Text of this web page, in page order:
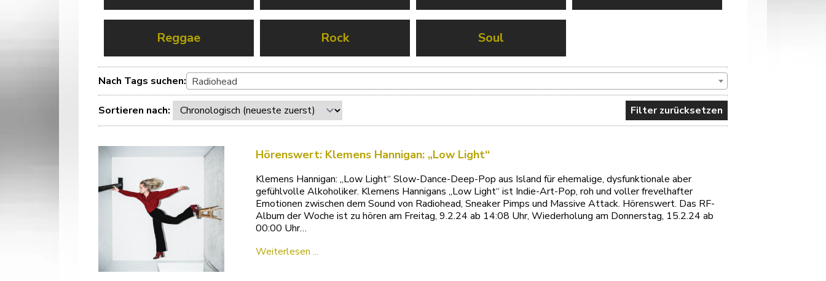
Reggae Rock Soul
Nach Tags suchen: Radiohead
Sortieren nach: Filter zurücksetzen
Hörenswert: Klemens Hannigan: „Low Light“
Klemens Hannigan: „Low Light“ Slow-Dance-Deep-Pop aus Island für ehemalige, dysfunktionale aber
gefühlvolle Alkoholiker. Klemens Hannigans „Low Light“ ist Indie-Art-Pop, roh und voller frevelhafter
Emotionen zwischen dem Sound von Radiohead, Sneaker Pimps und Massive Attack. Hörenswert. Das RF-
Album der Woche ist zu hören am Freitag, 9.2.24 ab 14:08 Uhr, Wiederholung am Donnerstag, 15.2.24 ab
00:00 Uhr…
Weiterlesen ...